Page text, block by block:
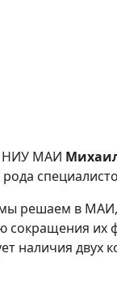
НИУ МАИ
решаем в
сокращения их
наличия